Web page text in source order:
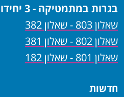
בגרות במתמטיקה - 3 יחידות
שאלון 803 - שאלון 382
שאלון 802 - שאלון 381
שאלון 801 - שאלון 182
חדשות